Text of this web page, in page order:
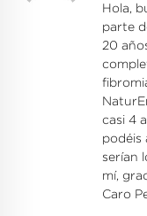
Hola,
parte
20
casi 4
podéis
serían
mí,
Caro